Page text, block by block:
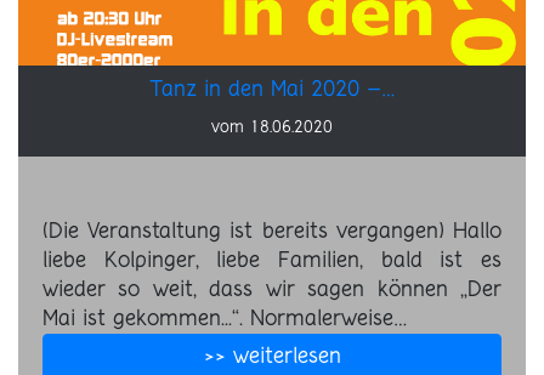
Tanz in den Mai 2020 –…
vom 18.06.2020
(Die Veranstaltung ist bereits vergangen) Hallo
liebe Kolpinger, liebe Familien, bald ist es
wieder so weit, dass wir sagen können „Der
Mai ist gekommen...“. Normalerweise…
>> weiterlesen